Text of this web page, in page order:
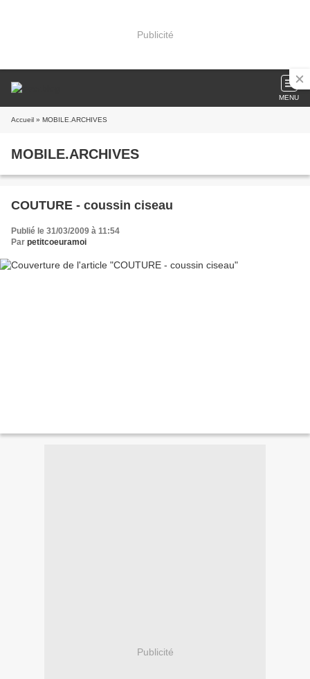
Publicité
MENU
Accueil » MOBILE.ARCHIVES
MOBILE.ARCHIVES
COUTURE - coussin ciseau
Publié le 31/03/2009 à 11:54
Par petitcoeuramoi
Publicité